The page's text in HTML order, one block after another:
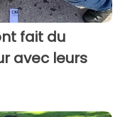
fait du
avec leurs